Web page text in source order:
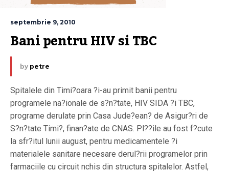
septembrie 9, 2010
Bani pentru HIV si TBC
by petre
Spitalele din Timi?oara ?i-au primit banii pentru
programele na?ionale de s?n?tate, HIV SIDA ?i TBC,
programe derulate prin Casa Jude?ean? de Asigur?ri de
S?n?tate Timi?, finan?ate de CNAS. Pl??ile au fost f?cute
la sfr?itul lunii august, pentru medicamentele ?i
materialele sanitare necesare derul?rii programelor prin
farmaciile cu circuit nchis din structura spitalelor. Astfel,